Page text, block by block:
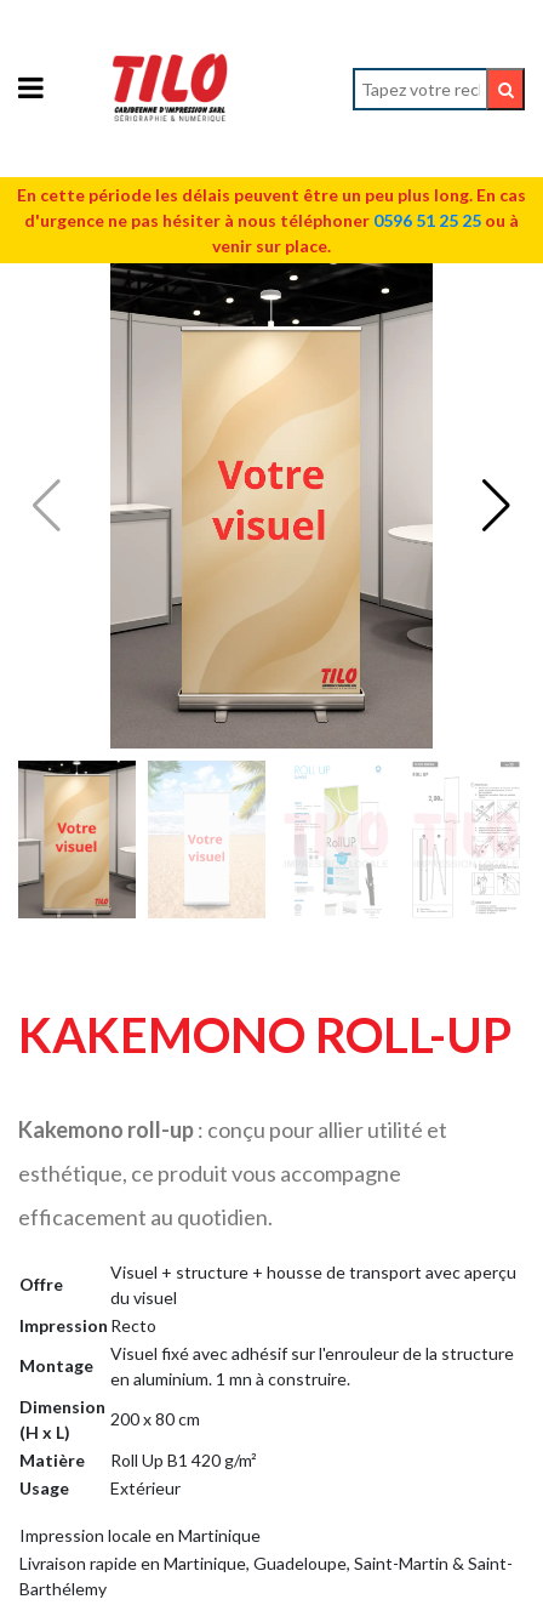
En cette période les délais peuvent être un peu plus long. En cas
d'urgence ne pas hésiter à nous téléphoner 0596 51 25 25 ou à
venir sur place.
KAKEMONO ROLL-UP
Kakemono roll-up: conçu pour allier utilité et
esthétique, ce produit vous accompagne
efficacement au quotidien.
Offre
Visuel + structure + housse de transport avec aperçu
du visuel
Impression Recto
Montage
Visuel fixé avec adhésif sur l'enrouleur de la structure
en aluminium. 1 mn à construire.
Dimension
(H x L)
200 x 80 cm
Matière
Roll Up B1 420 g/m²
Usage
Extérieur
Impression locale en Martinique
Livraison rapide en Martinique, Guadeloupe, Saint-Martin & Saint-
Barthélemy